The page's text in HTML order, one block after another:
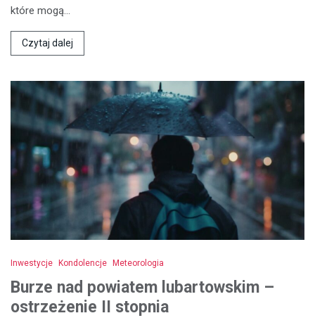
które mogą…
Czytaj dalej
Inwestycje Kondolencje Meteorologia
Burze nad powiatem lubartowskim –
ostrzeżenie II stopnia